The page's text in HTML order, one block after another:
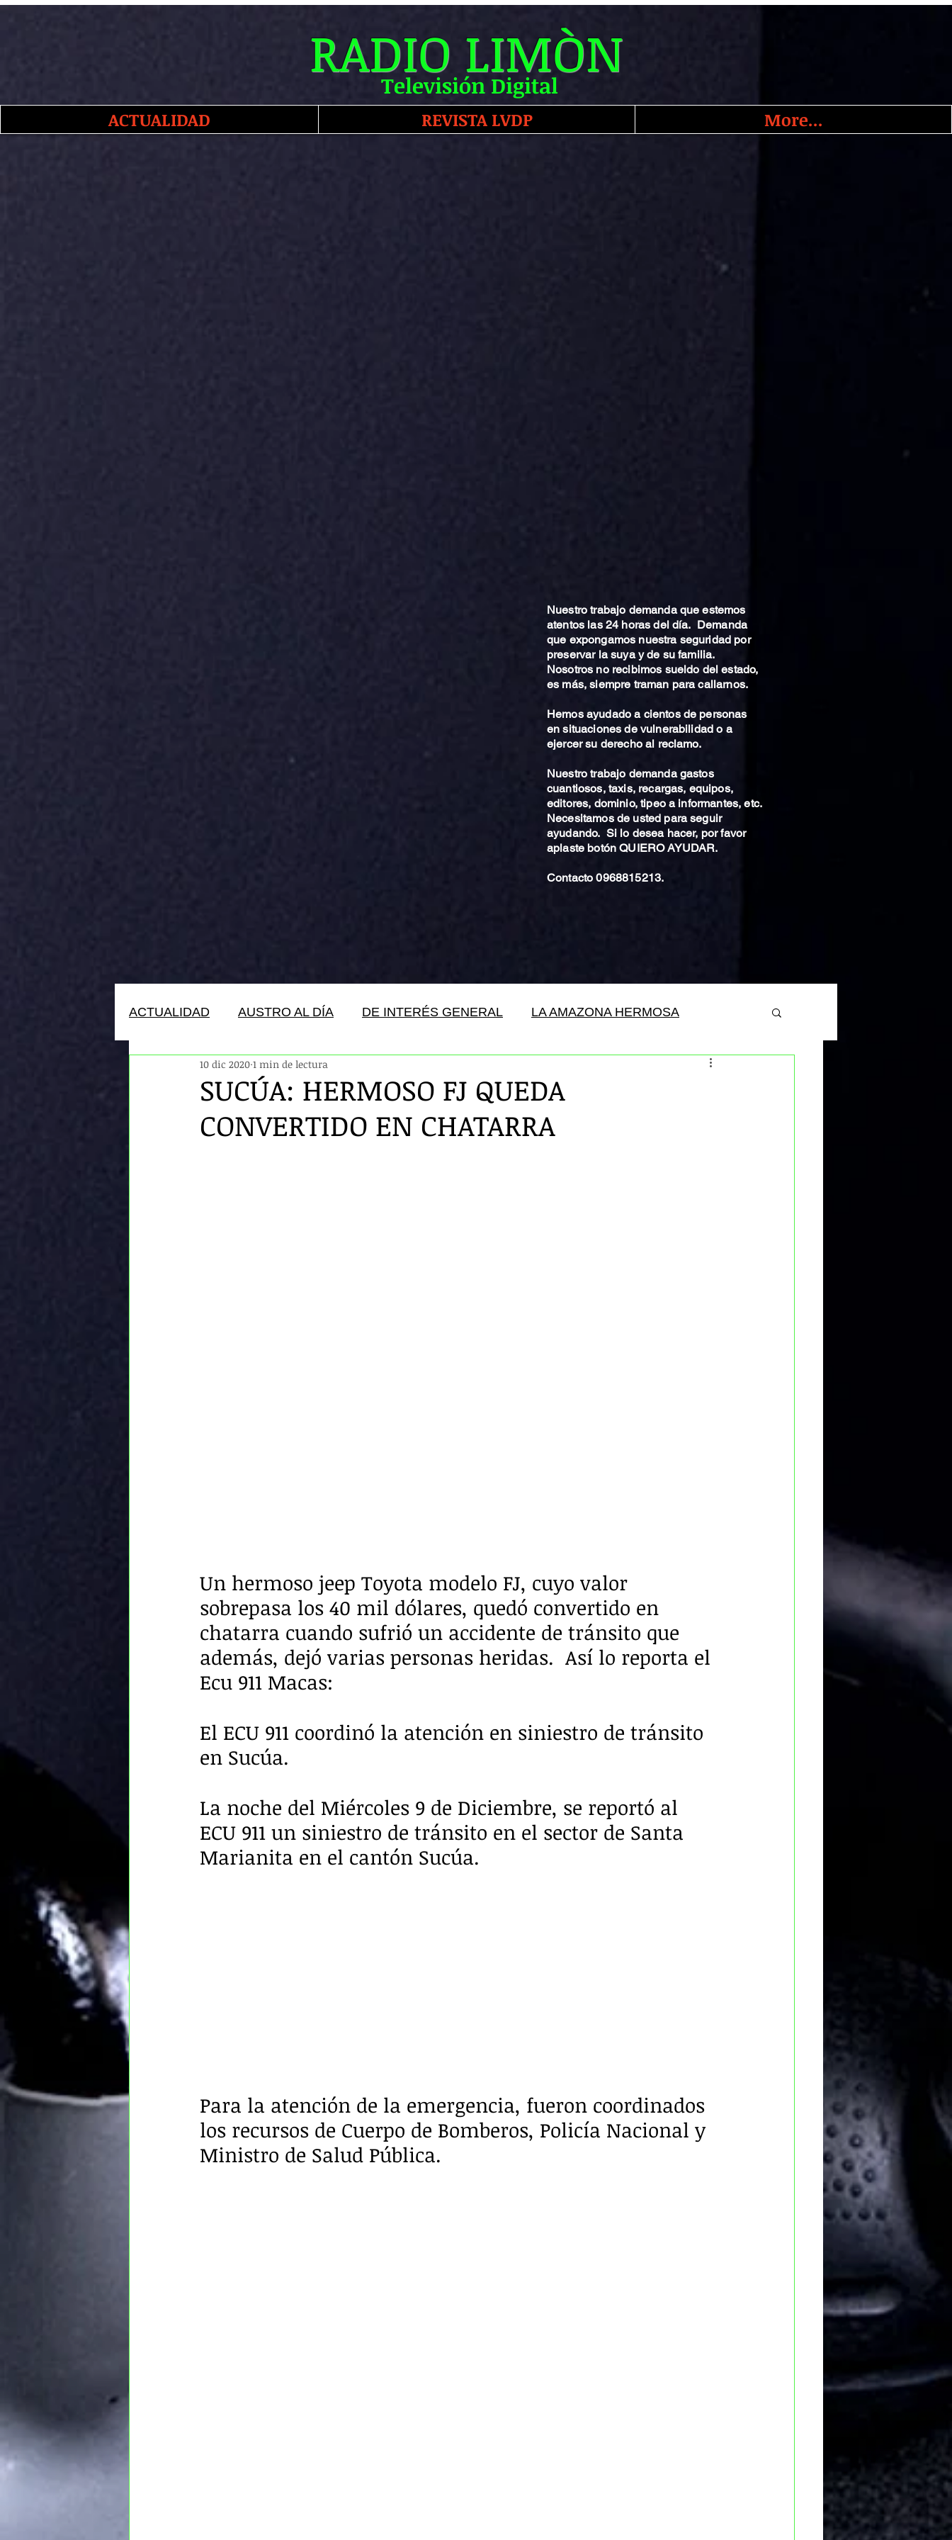
Nuestro trabajo demanda que estemos
atentos las 24 horas del día. Demanda
que expongamos nuestra seguridad por
preservar la suya y de su familia.
Nosotros no recibimos sueldo del estado,
es más, siempre traman para callarnos.
Hemos ayudado a cientos de personas
en situaciones de vulnerabilidad o a
ejercer su derecho al reclamo.
Nuestro trabajo demanda gastos
cuantiosos, taxis, recargas, equipos,
editores, dominio, tipeo a informantes, etc.
Necesitamos de usted para seguir
ayudando. Si lo desea hacer, por favor
aplaste botón QUIERO AYUDAR.
Contacto 0968815213.
ACTUALIDAD AUSTRO AL DÍA DE INTERÉS GENERAL LA AMAZONA HERMOSA
HUMANOS DEL ECUADOR
SUCÚA: HERMOSO FJ QUEDA
CONVERTIDO EN CHATARRA
10 dic 2020 1 min de lectura
Un hermoso jeep Toyota modelo FJ, cuyo valor
sobrepasa los 40 mil dólares, quedó convertido en
chatarra cuando sufrió un accidente de tránsito que
además, dejó varias personas heridas.  Así lo reporta el
Ecu 911 Macas:
El ECU 911 coordinó la atención en siniestro de tránsito
en Sucúa.
La noche del Miércoles 9 de Diciembre, se reportó al
ECU 911 un siniestro de tránsito en el sector de Santa
Marianita en el cantón Sucúa.
Para la atención de la emergencia, fueron coordinados
los recursos de Cuerpo de Bomberos, Policía Nacional y
Ministro de Salud Pública.
Televisión Digital
RADIO LIMÒN
ACTUALIDAD REVISTA LVDP More...